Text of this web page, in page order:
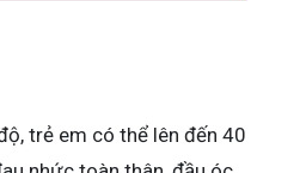
trẻ em có thể lên đến 40